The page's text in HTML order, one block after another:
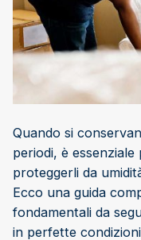
Quando si
periodi, è
proteggerli da
Ecco una guida
fondamentali da
in perfette